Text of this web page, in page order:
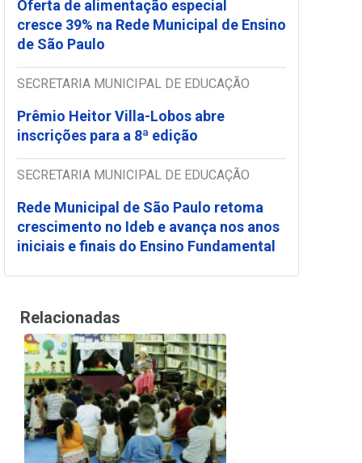
Oferta de alimentação especial
cresce 39% na Rede Municipal de Ensino
de São Paulo
SECRETARIA MUNICIPAL DE EDUCAÇÃO
Prêmio Heitor Villa-Lobos abre
inscrições para a 8ª edição
SECRETARIA MUNICIPAL DE EDUCAÇÃO
Rede Municipal de São Paulo retoma
crescimento no Ideb e avança nos anos
iniciais e finais do Ensino Fundamental
Relacionadas